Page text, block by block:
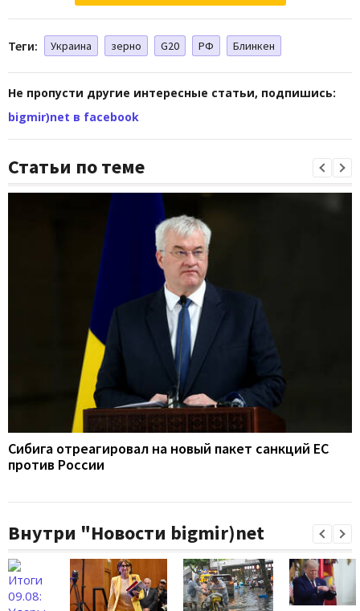
Теги: Украина зерно G20 РФ Блинкен
Не пропусти другие интересные статьи, подпишись:
bigmir)net в facebook
Статьи по теме
Сибига отреагировал на новый пакет санкций ЕС
против России
Внутри "Новости bigmir)net